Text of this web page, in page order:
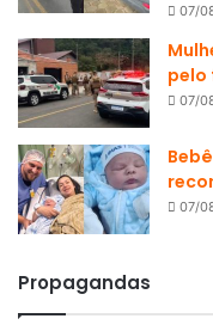
07/
pelo
07/
07/
Propagandas